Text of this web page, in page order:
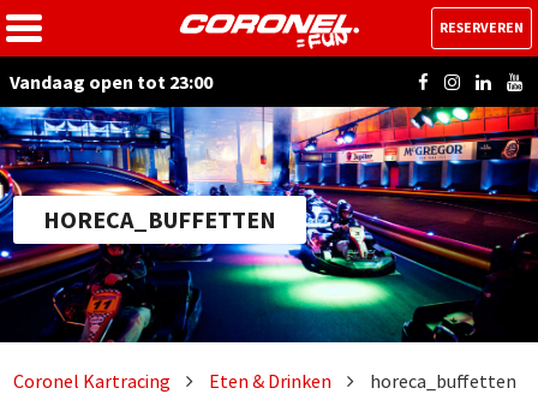
Vandaag open tot 23:00
RESERVEREN
HORECA_BUFFETTEN
Coronel Kartracing Eten & Drinken horeca_buffetten